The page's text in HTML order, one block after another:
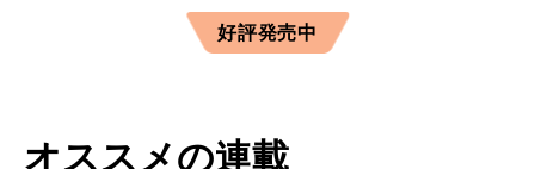
好評発売中
オススメの連載